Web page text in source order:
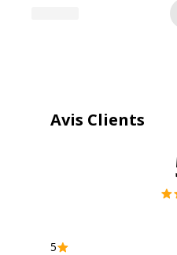
Impact
Produit
Avis Clients
5